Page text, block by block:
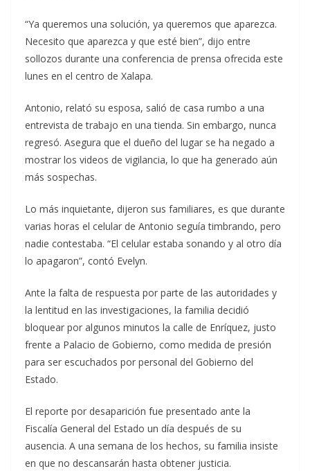
“Ya queremos una solución, ya queremos que aparezca.
Necesito que aparezca y que esté bien”, dijo entre
sollozos durante una conferencia de prensa ofrecida este
lunes en el centro de Xalapa.
Antonio, relató su esposa, salió de casa rumbo a una
entrevista de trabajo en una tienda. Sin embargo, nunca
regresó. Asegura que el dueño del lugar se ha negado a
mostrar los videos de vigilancia, lo que ha generado aún
más sospechas.
Lo más inquietante, dijeron sus familiares, es que durante
varias horas el celular de Antonio seguía timbrando, pero
nadie contestaba. “El celular estaba sonando y al otro día
lo apagaron”, contó Evelyn.
Ante la falta de respuesta por parte de las autoridades y
la lentitud en las investigaciones, la familia decidió
bloquear por algunos minutos la calle de Enríquez, justo
frente a Palacio de Gobierno, como medida de presión
para ser escuchados por personal del Gobierno del
Estado.
El reporte por desaparición fue presentado ante la
Fiscalía General del Estado un día después de su
ausencia. A una semana de los hechos, su familia insiste
en que no descansarán hasta obtener justicia.